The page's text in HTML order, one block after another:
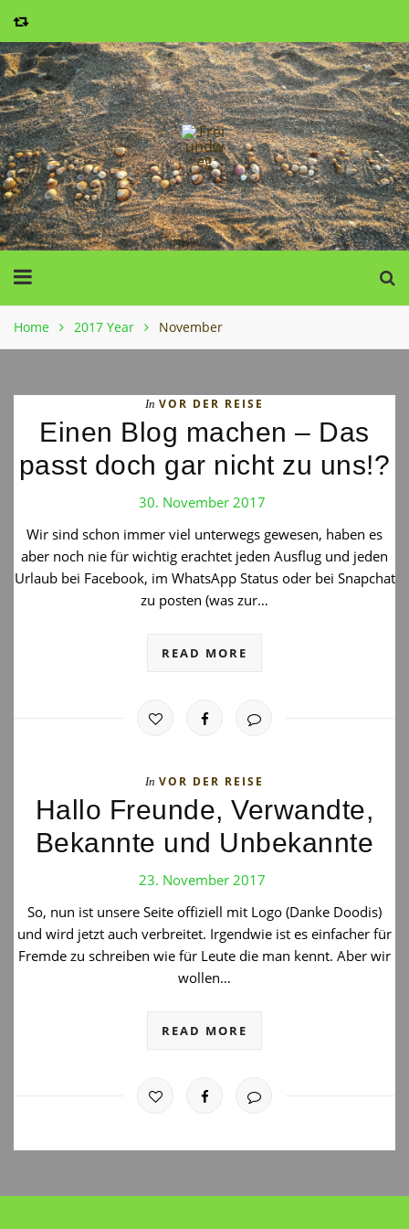
Home 2017 Year November
In VOR DER REISE
Einen Blog machen – Das
passt doch gar nicht zu uns!?
30. November 2017
Wir sind schon immer viel unterwegs gewesen, haben es
aber noch nie für wichtig erachtet jeden Ausflug und jeden
Urlaub bei Facebook, im WhatsApp Status oder bei Snapchat
zu posten (was zur…
READ MORE
In VOR DER REISE
Hallo Freunde, Verwandte,
Bekannte und Unbekannte
23. November 2017
So, nun ist unsere Seite offiziell mit Logo (Danke Doodis)
und wird jetzt auch verbreitet. Irgendwie ist es einfacher für
Fremde zu schreiben wie für Leute die man kennt. Aber wir
wollen…
READ MORE